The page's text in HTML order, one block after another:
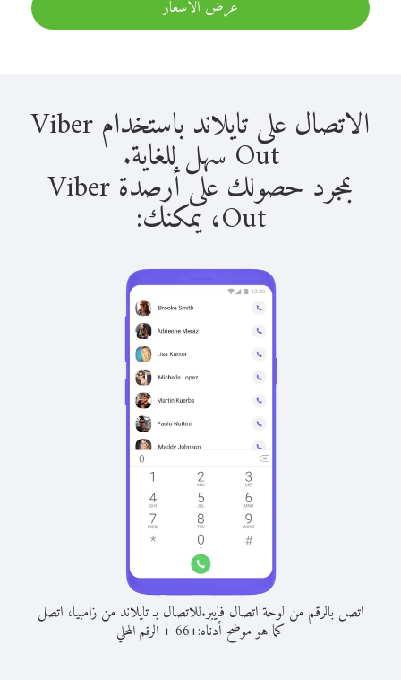
عرض الأسعار
الاتصال على تايلاند باستخدام Viber
Out سهل للغاية.
بمجرد حصولك على أرصدة Viber
Out، يمكنك:
اتصل بالرقم من لوحة اتصال فايبر.للاتصال بـ تايلاند من زامبيا، اتصل
كما هو موضح أدناه:+
66
+الرقم المحلي